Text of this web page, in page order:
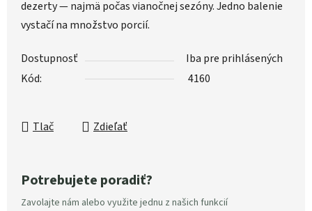
dezerty — najmä počas vianočnej sezóny. Jedno balenie
vystačí na množstvo porcií.
Dostupnosť
Iba pre prihlásených
Kód:
4160
Tlač Zdieľať
Potrebujete poradiť?
Zavolajte nám alebo využite jednu z našich funkcií